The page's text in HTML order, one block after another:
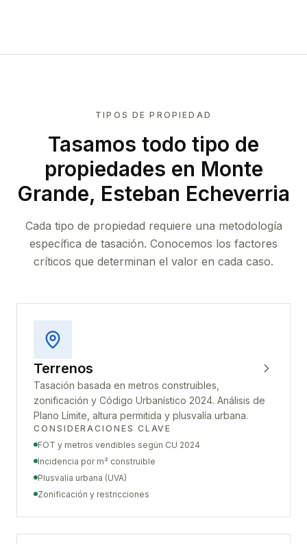
TIPOS DE PROPIEDAD
Tasamos todo tipo de
propiedades en Monte
Grande, Esteban Echeverria
Cada tipo de propiedad requiere una metodología
específica de tasación. Conocemos los factores
críticos que determinan el valor en cada caso.
Terrenos
Tasación basada en metros construibles,
zonificación y Código Urbanístico 2024. Análisis de
Plano Límite, altura permitida y plusvalía urbana.
CONSIDERACIONES CLAVE
FOT y metros vendibles según CU 2024
Incidencia por m² construible
Plusvalía urbana (UVA)
Zonificación y restricciones